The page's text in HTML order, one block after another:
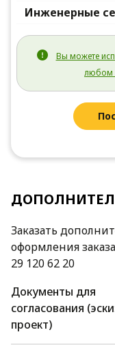
Инженерные
Вы можете
любом
Заказать
оформления
29 120 62 20
Документы для
согласования
проект)